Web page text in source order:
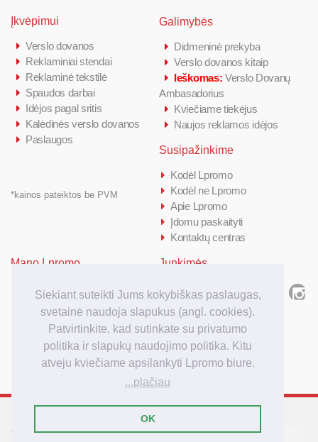
Siekiant suteikti Jums kokybiškas paslaugas,
svetainė naudoja slapukus (angl. cookies).
Patvirtinkite, kad sutinkate su privatumo
politika ir slapukų naudojimo politika. Kitu
atveju kviečiame apsilankyti Lpromo biure.
...plačiau
OK
Įkvėpimui
Verslo dovanos
Reklaminiai stendai
Reklaminė tekstilė
Spaudos darbai
Idėjos pagal sritis
Kalėdinės verslo dovanos
Paslaugos
*kainos pateiktos be PVM
Galimybės
Didmeninė prekyba
Verslo dovanos kitaip
Ieškomas: Verslo Dovanų
Ambasadorius
Kviečiame tiekėjus
Naujos reklamos idėjos
Susipažinkime
Kodėl Lpromo
Kodėl ne Lpromo
Apie Lpromo
Įdomu paskaityti
Kontaktų centras
Mano Lpromo
Prisijungti/ Registruotis
Kaip užsakyti
Užsakymo apmokėjimas
Užsakymo pristatymas
Junkimės
Tarptautinis reklamos